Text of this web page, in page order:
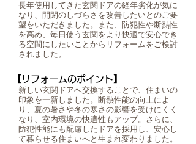
長年使用してきた玄関ドアの経年劣化が気に
なり、開閉のしづらさを改善したいとのご要
望をいただきました。また、防犯性や断熱性
を高め、毎日使う玄関をより快適で安心でき
る空間にしたいことからリフォームをご検討
されました。
【リフォームのポイント】
新しい玄関ドアへ交換することで、住まいの
印象を一新しました。断熱性能の向上によ
り、夏の暑さや冬の寒さの影響を受けにくく
なり、室内環境の快適性もアップ。さらに、
防犯性能にも配慮したドアを採用し、安心し
て暮らせる住まいへと生まれ変わりました。